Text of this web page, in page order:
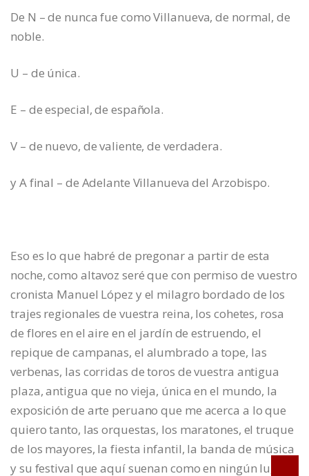
De N – de nunca fue como Villanueva, de normal, de
noble.
U – de única.
E – de especial, de española.
V – de nuevo, de valiente, de verdadera.
y A final – de Adelante Villanueva del Arzobispo.
Eso es lo que habré de pregonar a partir de esta
noche, como altavoz seré que con permiso de vuestro
cronista Manuel López y el milagro bordado de los
trajes regionales de vuestra reina, los cohetes, rosa
de flores en el aire en el jardín de estruendo, el
repique de campanas, el alumbrado a tope, las
verbenas, las corridas de toros de vuestra antigua
plaza, antigua que no vieja, única en el mundo, la
exposición de arte peruano que me acerca a lo que
quiero tanto, las orquestas, los maratones, el truque
de los mayores, la fiesta infantil, la banda de música
y su festival que aquí suenan como en ningún lugar,